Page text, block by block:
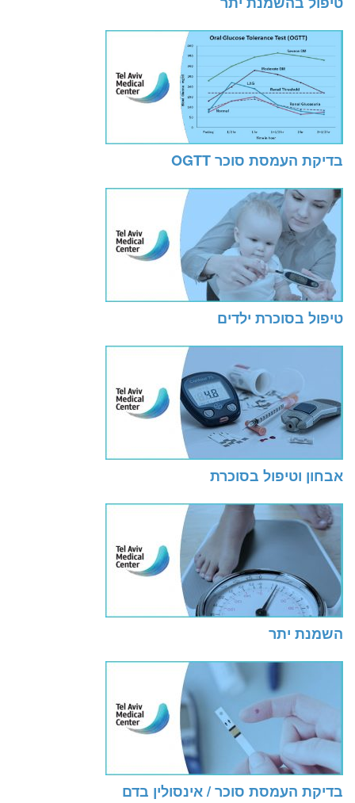
בדיקת העמסת סוכר OGTT
טיפול בסוכרת ילדים
אבחון וטיפול בסוכרת
השמנת יתר
בדיקת העמסת סוכר / אינסולין בדם